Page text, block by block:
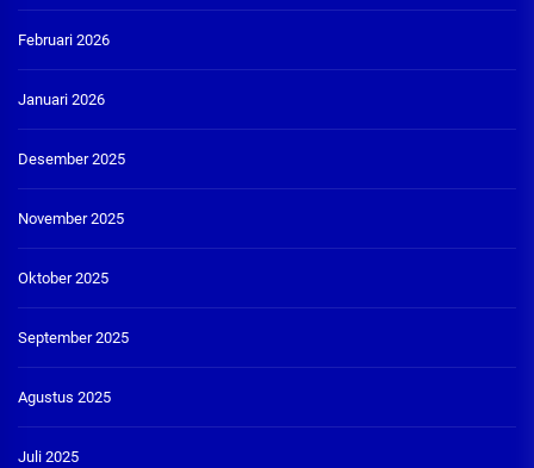
Februari 2026
Januari 2026
Desember 2025
November 2025
Oktober 2025
September 2025
Agustus 2025
Juli 2025